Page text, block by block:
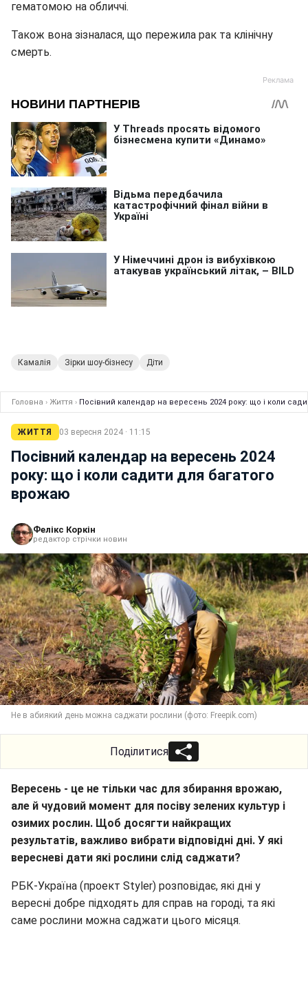
гематомою на обличчі.
Також вона зізналася, що пережила рак та клінічну
смерть.
Камалія Зірки шоу-бізнесу Діти
Головна › Життя › Посівний календар на вересень 2024 року: що і коли
ЖИТТЯ 03 вересня 2024 · 11:15
Посівний календар на вересень 2024
року: що і коли садити для багатого
врожаю
Фелікс Коркін
редактор стрічки новин
Не в абиякий день можна саджати рослини (фото: Freepik.com)
Поділитися
Вересень - це не тільки час для збирання врожаю,
але й чудовий момент для посіву зелених культур і
озимих рослин. Щоб досягти найкращих
результатів, важливо вибрати відповідні дні. У які
вересневі дати які рослини слід саджати?
РБК-Україна (проект Styler) розповідає, які дні у
вересні добре підходять для справ на городі, та які
саме рослини можна саджати цього місяця.